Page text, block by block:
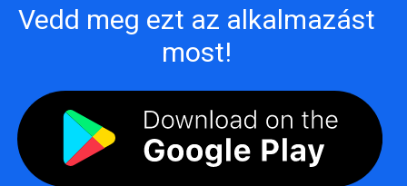
Vedd meg ezt az alkalmazást
most!